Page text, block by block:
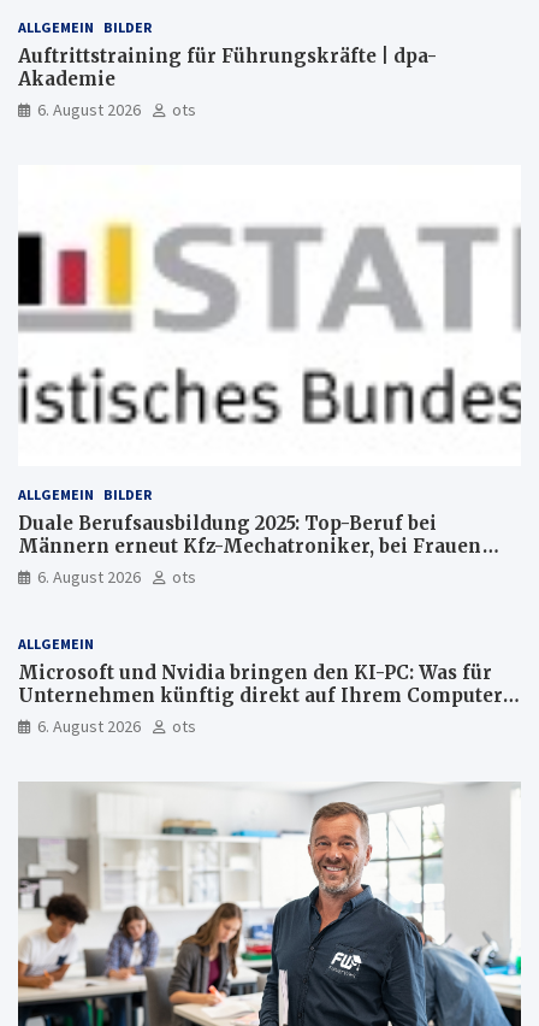
ALLGEMEIN BILDER
Auftrittstraining für Führungskräfte | dpa-
Akademie
6. August 2026 ots
ALLGEMEIN BILDER
Duale Berufsausbildung 2025: Top-Beruf bei
Männern erneut Kfz-Mechatroniker, bei Frauen
medizinische Fachangestellte
6. August 2026 ots
ALLGEMEIN
Microsoft und Nvidia bringen den KI-PC: Was für
Unternehmen künftig direkt auf Ihrem Computer
läuft und was weiter in der Cloud bleibt
6. August 2026 ots